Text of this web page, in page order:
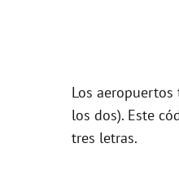
Los
los dos). Este
tres letras.